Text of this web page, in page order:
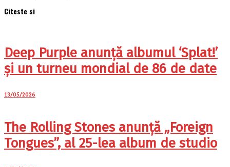
Citeste si
Deep Purple anunță albumul ‘Splat!’
și un turneu mondial de 86 de date
13/05/2026
The Rolling Stones anunță „Foreign
Tongues”, al 25-lea album de studio